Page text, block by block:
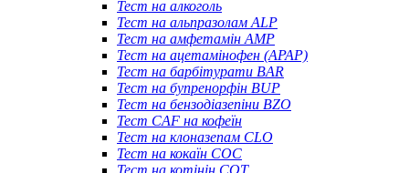
Тест на алкоголь
Тест на альпразолам ALP
Тест на амфетамін AMP
Тест на ацетамінофен (APAP)
Тест на барбітурати BAR
Тест на бупренорфін BUP
Тест на бензодіазепіни BZO
Тест CAF на кофеїн
Тест на клоназепам CLO
Тест на кокаїн COC
Тест на котінін COT